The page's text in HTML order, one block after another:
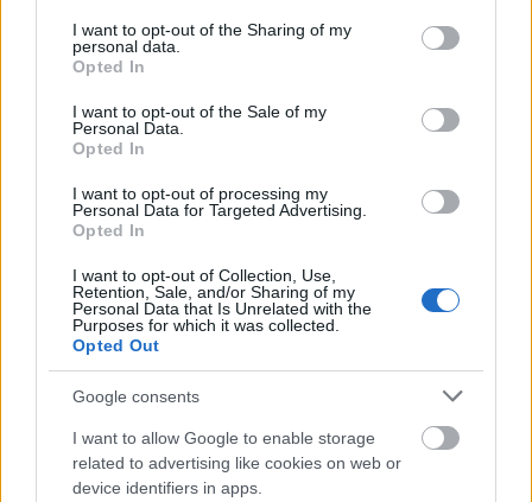
not limited to your visit or usage behaviour. You may click to
grant or deny consent to Google and its third-party tags to
use your data for below specified purposes in below Google
consent section.
I want to opt-out of the Sharing of my
personal data.
Opted In
I want to opt-out of the Sale of my
Personal Data.
Opted In
I want to opt-out of processing my
Personal Data for Targeted Advertising.
Opted In
I want to opt-out of Collection, Use,
Retention, Sale, and/or Sharing of my
Personal Data that Is Unrelated with the
Purposes for which it was collected.
Opted Out
Google consents
I want to allow Google to enable storage
related to advertising like cookies on web or
device identifiers in apps.
„A dühtől elvakult striga üvöltve támadásba
lendült.”
Ez az alkotás egyszerűen fantasztikus! A nagyalakú,
keményfedeles kiadvány igényesen kivitelezett
külcsínjével olvasásra késztet, tartalmát igazi
minőségi lapokra nyomtatták, Thimothée
Montaigne kézzel készített festményei pedig
valósággal életre keltik a kedvenc szerzőnk
teremtette univerzumot. A vázlatrajzokon kívül